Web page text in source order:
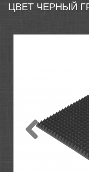
ЦВЕТ ЧЕРНЫЙ